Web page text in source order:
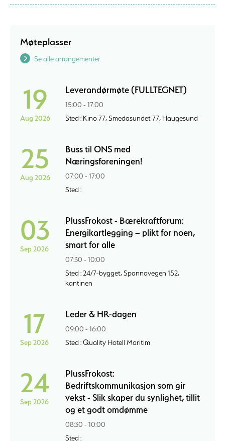
Møteplasser
Se alle arrangementer
19
Aug 2026
Leverandørmøte (FULLTEGNET)
15:00 - 17:00
Sted : Kino 77, Smedasundet 77, Haugesund
25
Aug 2026
Buss til ONS med
Næringsforeningen!
07:00 - 17:00
Sted :
03
Sep 2026
PlussFrokost - Bærekraftforum:
Energikartlegging – plikt for noen,
smart for alle
07:30 - 10:00
Sted : 24/7-bygget, Spannavegen 152,
kantinen
17
Sep 2026
Leder & HR-dagen
09:00 - 16:00
Sted : Quality Hotell Maritim
24
Sep 2026
PlussFrokost:
Bedriftskommunikasjon som gir
vekst - Slik skaper du synlighet, tillit
og et godt omdømme
08:30 - 10:00
Sted :